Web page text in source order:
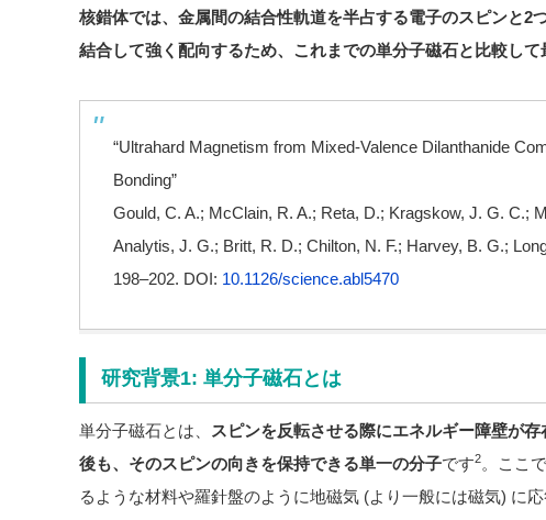
核錯体では、金属間の結合性軌道を半占する電子のスピンと2
結合して強く配向するため、これまでの単分子磁石と比較して
“Ultrahard Magnetism from Mixed-Valence Dilanthanide
Bonding”
Gould, C. A.; McClain, R. A.; Reta, D.; Kragskow, J. G. C.;
Analytis, J. G.; Britt, R. D.; Chilton, N. F.; Harvey, B. G.;
198–202. DOI: 10.1126/science.abl5470
研究背景1: 単分子磁石とは
単分子磁石とは、 スピンを反転させる際にエネルギー障壁が存
後も、そのスピンの向きを保持できる単一の分子です2。ここ
るような材料や羅針盤のように地磁気 (より一般には磁気) に